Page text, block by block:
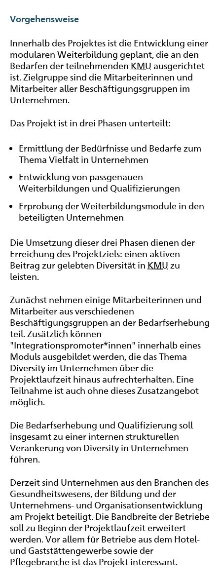
Vorgehensweise
Innerhalb des Projektes ist die Entwicklung einer
modularen Weiterbildung geplant, die an den
Bedarfen der teilnehmenden KMU ausgerichtet
ist. Zielgruppe sind die Mitarbeiterinnen und
Mitarbeiter aller Beschäftigungsgruppen im
Unternehmen.
Das Projekt ist in drei Phasen unterteilt:
Ermittlung der Bedürfnisse und Bedarfe zum
Thema Vielfalt in Unternehmen
Entwicklung von passgenauen
Weiterbildungen und Qualifizierungen
Erprobung der Weiterbildungsmodule in den
beteiligten Unternehmen
Die Umsetzung dieser drei Phasen dienen der
Erreichung des Projektziels: einen aktiven
Beitrag zur gelebten Diversität in KMU zu
leisten.
Zunächst nehmen einige Mitarbeiterinnen und
Mitarbeiter aus verschiedenen
Beschäftigungsgruppen an der Bedarfserhebung
teil. Zusätzlich können
"Integrationspromoter*innen" innerhalb eines
Moduls ausgebildet werden, die das Thema
Diversity im Unternehmen über die
Projektlaufzeit hinaus aufrechterhalten. Eine
Teilnahme ist auch ohne dieses Zusatzangebot
möglich.
Die Bedarfserhebung und Qualifizierung soll
insgesamt zu einer internen strukturellen
Verankerung von Diversity in Unternehmen
führen.
Derzeit sind Unternehmen aus den Branchen des
Gesundheitswesens, der Bildung und der
Unternehmens- und Organisationsentwicklung
am Projekt beteiligt. Die Bandbreite der Betriebe
soll zu Beginn der Projektlaufzeit erweitert
werden. Vor allem für Betriebe aus dem Hotel-
und Gaststättengewerbe sowie der
Pflegebranche ist das Projekt interessant.